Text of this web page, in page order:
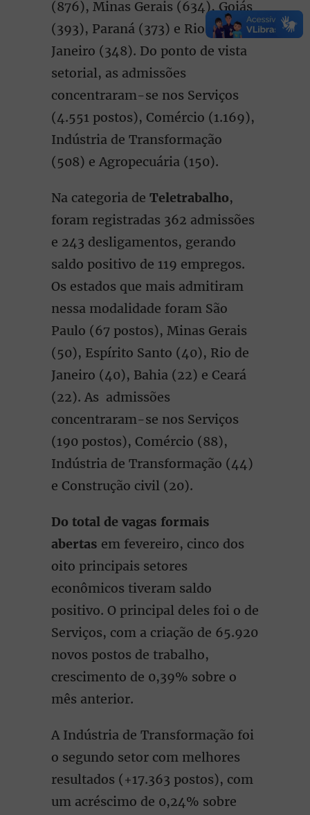
(876), Minas Gerais (634), Goiás
(393), Paraná (373) e Rio de
Janeiro (348). Do ponto de vista
setorial, as admissões
concentraram-se nos Serviços
(4.551 postos), Comércio (1.169),
Indústria de Transformação
(508) e Agropecuária (150).
Na categoria de Teletrabalho,
foram registradas 362 admissões
e 243 desligamentos, gerando
saldo positivo de 119 empregos.
Os estados que mais admitiram
nessa modalidade foram São
Paulo (67 postos), Minas Gerais
(50), Espírito Santo (40), Rio de
Janeiro (40), Bahia (22) e Ceará
(22). As admissões
concentraram-se nos Serviços
(190 postos), Comércio (88),
Indústria de Transformação (44)
e Construção civil (20).
Do total de vagas formais
abertas em fevereiro, cinco dos
oito principais setores
econômicos tiveram saldo
positivo. O principal deles foi o de
Serviços, com a criação de 65.920
novos postos de trabalho,
crescimento de 0,39% sobre o
mês anterior.
A Indústria de Transformação foi
o segundo setor com melhores
resultados (+17.363 postos), com
um acréscimo de 0,24% sobre